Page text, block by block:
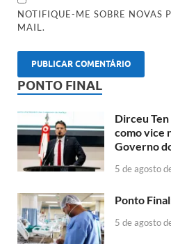
NOTIFIQUE-ME SOBRE NOVAS
MAIL.
PONTO FINAL
Dirceu
como vice
Governo
5 de agosto
Ponto
5 de agosto